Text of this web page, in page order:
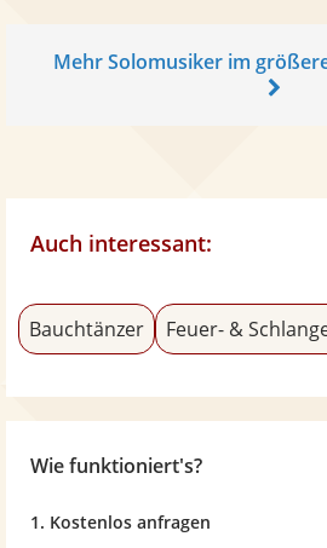
Mehr Solomusiker im
Auch interessant:
Bauchtänzer Feuer- &
Wie funktioniert's?
1. Kostenlos anfragen